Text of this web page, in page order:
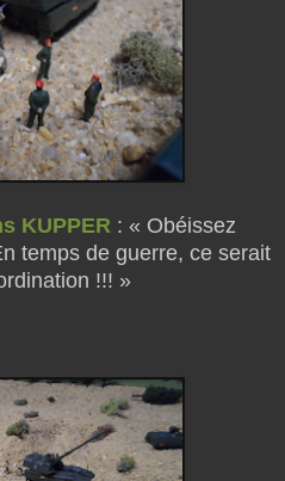
KUPPER : « Obéissez
temps de guerre, ce serait
!!! »